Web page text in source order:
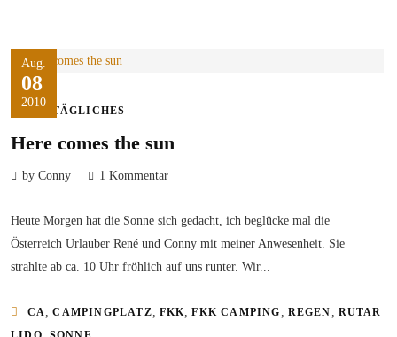
Aug.
08
2010
ALLTÄGLICHES
Here comes the sun
by Conny 1 Kommentar
Heute Morgen hat die Sonne sich gedacht, ich beglücke mal die
Österreich Urlauber René und Conny mit meiner Anwesenheit. Sie
strahlte ab ca. 10 Uhr fröhlich auf uns runter. Wir...
CA ,CAMPINGPLATZ FKK ,FKK CAMPING REGEN
RUTAR